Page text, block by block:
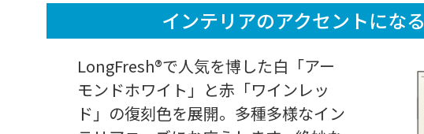
インテリアのアクセントになる
LongFresh®で人気を博した白「アー
モンドホワイト」と赤「ワインレッ
ド」の復刻色を展開。多種多様なイン